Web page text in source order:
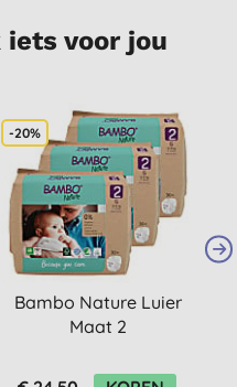
voor jou
-20%
Bambo Nature Luier
Maat 2
(90 stuks)